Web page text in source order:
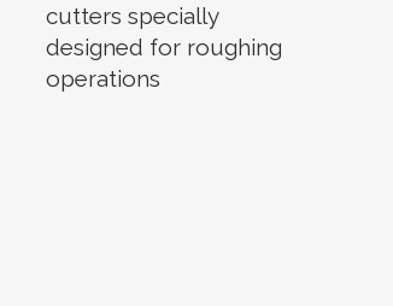
cutters specially
designed for roughing
operations